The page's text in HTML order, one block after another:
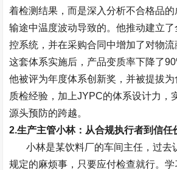
着检测结果，而是深入分析不合格品
输途中温度波动导致的。他推动建立
控系统，并在采购合同中增加了对物流
这套体系实施后，产品变质率下降了
他被评为年度体系创新奖，并被提拔
质检经验，加上JYPC的体系设计力，
源头预防的跨越。
2.生产主管小林：从合规执行者到信任
小林是某饮料厂的车间主任，过去
规定的麻烦事，只要应付检查就行。学